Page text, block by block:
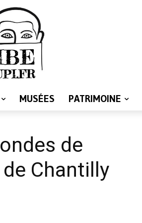
MUSÉES PATRIMOINE
de
Chantilly